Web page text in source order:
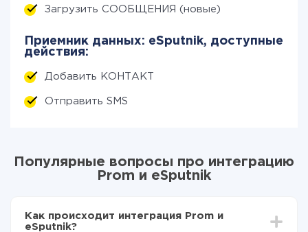
Загрузить СООБЩЕНИЯ (новые)
Приемник данных: eSputnik, доступные
действия:
Добавить КОНТАКТ
Отправить SMS
Популярные вопросы про интеграцию
Prom и eSputnik
Как происходит интеграция Prom и
eSputnik?